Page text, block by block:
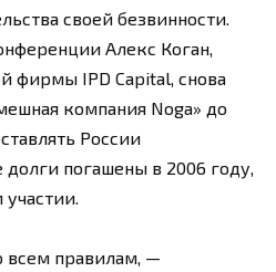
своей безвинности.
Алекс Коган,
фирмы IPD Capital, снова
компания Noga» до
России
долги погашены в 2006 году,
всем правилам, —